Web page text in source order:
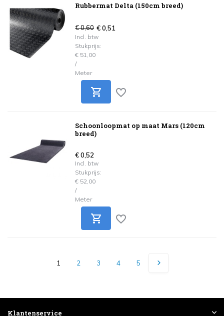
Rubbermat Delta (150cm breed)
€ 0,60 € 0,51
Incl. btw
Stukprijs:
€ 51,00
/
Meter
Schoonloopmat op maat Mars (120cm
breed)
€ 0,52
Incl. btw
Stukprijs:
€ 52,00
/
Meter
1 2 3 4 5
Klantenservice